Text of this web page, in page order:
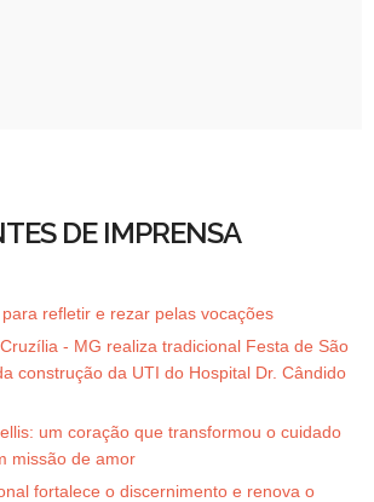
DE IMPRENSA
refletir e rezar pelas vocações
- MG realiza tradicional Festa de São
construção da UTI do Hospital Dr. Cândido
um coração que transformou o cuidado
missão de amor
fortalece o discernimento e renova o